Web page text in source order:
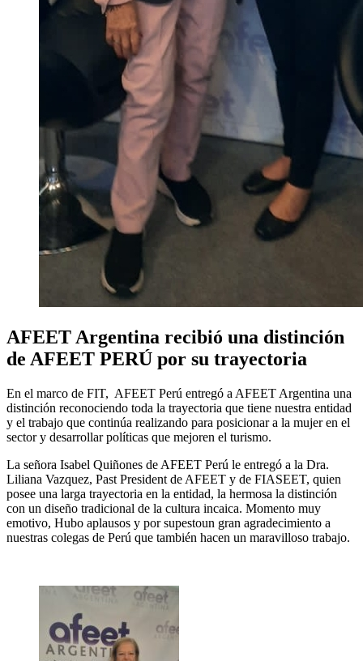
AFEET Argentina recibió una distinción
de AFEET PERÚ por su trayectoria
En el marco de FIT, AFEET Perú entregó a AFEET Argentina una
distinción reconociendo toda la trayectoria que tiene nuestra entidad
y el trabajo que continúa realizando para posicionar a la mujer en el
sector y desarrollar políticas que mejoren el turismo.
La señora Isabel Quiñones de AFEET Perú le entregó a la Dra.
Liliana Vazquez, Past President de AFEET y de FIASEET, quien
posee una larga trayectoria en la entidad, la hermosa la distinción
con un diseño tradicional de la cultura incaica. Momento muy
emotivo, Hubo aplausos y por supestoun gran agradecimiento a
nuestras colegas de Perú que también hacen un maravilloso trabajo.